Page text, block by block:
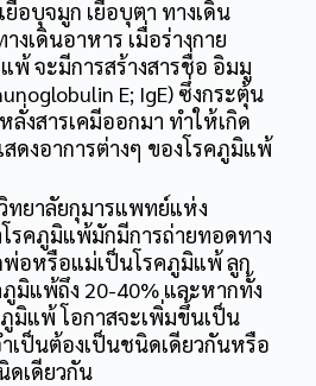
ยื่อบุจมูก เยื่อบุตา ทางเดิน
งเดินอาหาร เมื่อร่างกาย
พ้ จะมีการสร้างสารชื่อ อิมมู
E; IgE) ซึ่งกระตุ้น
ลั่งสารเคมีออกมา ทำให้เกิด
ดงอาการต่างๆ ของโรคภูมิแพ้
ทยาลัยกุมารแพทย์แห่ง
รคภูมิแพ้มักมีการถ่ายทอดทาง
อหรือแม่เป็นโรคภูมิแพ้ ลูก
มิแพ้ถึง 20-40% และหากทั้ง
มิแพ้ โอกาสจะเพิ่มขึ้นเป็น
เป็นต้องเป็นชนิดเดียวกันหรือ
เดียวกัน